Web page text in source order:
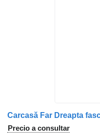
Precio a consultar